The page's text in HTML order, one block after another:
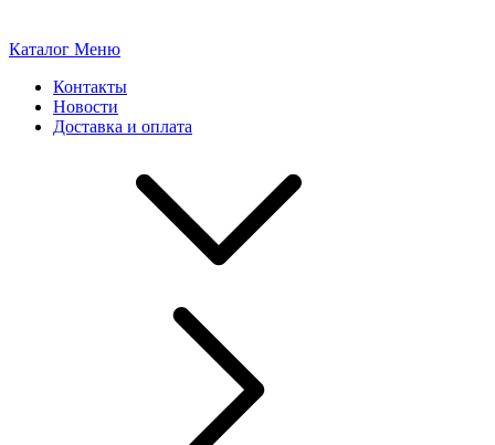
Каталог Меню
Контакты
Новости
Доставка и оплата